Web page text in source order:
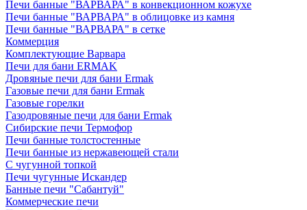
Печи банные "ВАРВАРА" в конвекционном кожухе
Печи банные "ВАРВАРА" в облицовке из камня
Печи банные "ВАРВАРА" в сетке
Коммерция
Комплектующие Варвара
Печи для бани ERMAK
Дровяные печи для бани Ermak
Газовые печи для бани Ermak
Газовые горелки
Газодровяные печи для бани Ermak
Сибирские печи Термофор
Печи банные толстостенные
Печи банные из нержавеющей стали
С чугунной топкой
Печи чугунные Искандер
Банные печи "Сабантуй"
Коммерческие печи